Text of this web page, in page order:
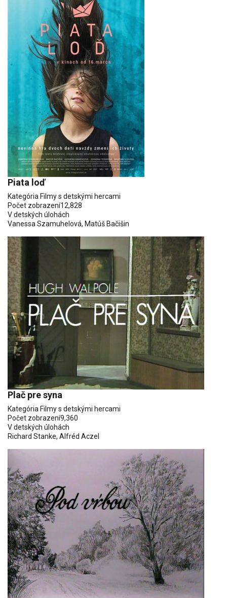
Piata loď
Kategória Filmy s detskými hercami
Počet zobrazení12,828
V detských úlohách
Vanessa Szamuhelová, Matúš Bačišin
Plač pre syna
Kategória Filmy s detskými hercami
Počet zobrazení9,360
V detských úlohách
Richard Stanke, Alfréd Aczel